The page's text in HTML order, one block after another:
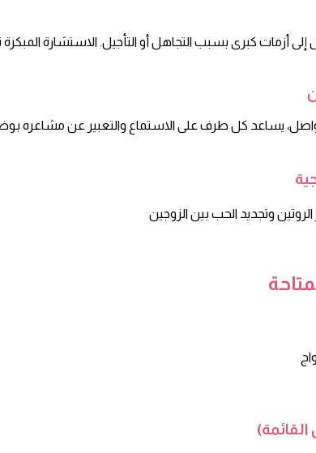
إلى أزمات كبرى بسبب التجاهل أو التأجيل. الاستشارة
يساعد كل طرف على الاستماع والتعبير عن مشاعره
وتجديد الحب بين الزوجين